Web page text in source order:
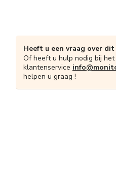
Heeft u een vraag over
Of heeft u hulp nodig bij
klantenservice
helpen u graag !